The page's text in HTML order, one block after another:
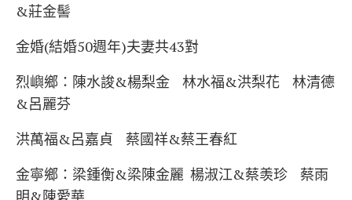
&莊金髻
金婚(結婚50週年)夫妻共43對
烈嶼鄉：陳水誜&楊梨金 林水福&洪梨花 林清德
&呂麗芬
洪萬福&呂嘉貞 蔡國祥&蔡王春紅
金寧鄉：梁鍾衡&梁陳金麗 楊淑江&蔡羡珍 蔡雨
明&陳愛華